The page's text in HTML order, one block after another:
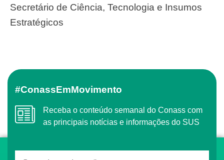
Secretário de Ciência, Tecnologia e Insumos
Estratégicos
#ConassEmMovimento
Receba o conteúdo semanal do Conass com
as principais notícias e informações do SUS